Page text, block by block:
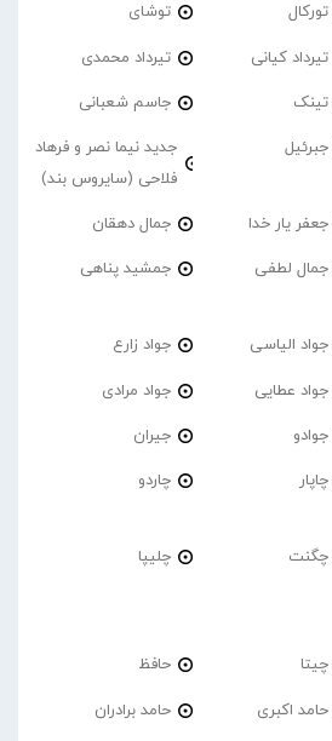
تورکال توشای
تیرداد کیانی تیرداد محمدی
تینک جاسم شعبانی
جبرئیل
جدید نیما نصر و فرهاد
فلاحی (سایروس بند)
جعفر یار خدا جمال دهقان
جمال لطفی جمشید پناهی
جواد الیاسی جواد زارع
جواد عطایی جواد مرادی
جوادو جیران
چاپار چاردو
چگنت چلیپا
چیتا حافظ
حامد اکبری حامد برادران